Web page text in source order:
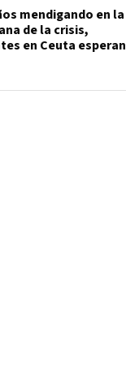
mendigando en la
de la crisis,
en Ceuta esperan